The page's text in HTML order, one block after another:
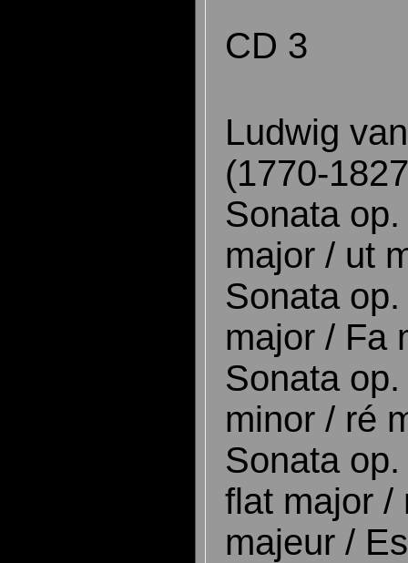
CD 3
Ludwig
(1770-
Sonata
major / ut
Sonata
major / Fa
Sonata
minor / ré
Sonata
flat major /
majeur /